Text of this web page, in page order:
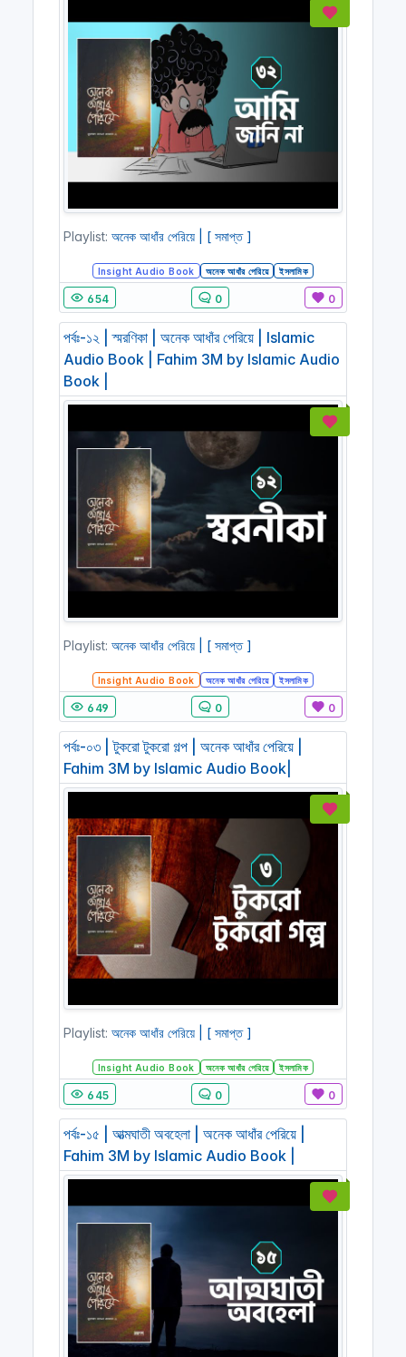
Playlist: অনেক আধাঁর পেরিয়ে | [ সমাপ্ত ]
Insight Audio Book অনেক আধাঁর পেরিয়ে ইসলামিক
654 0 0
পর্বঃ-১২ | স্মরণিকা | অনেক আধাঁর পেরিয়ে | Islamic
Audio Book | Fahim 3M by Islamic Audio
Book |
Playlist: অনেক আধাঁর পেরিয়ে | [ সমাপ্ত ]
Insight Audio Book অনেক আধাঁর পেরিয়ে ইসলামিক
649 0 0
পর্বঃ-০৩ | টুকরো টুকরো গল্প | অনেক আধাঁর পেরিয়ে |
Fahim 3M by Islamic Audio Book|
Playlist: অনেক আধাঁর পেরিয়ে | [ সমাপ্ত ]
Insight Audio Book অনেক আধাঁর পেরিয়ে ইসলামিক
645 0 0
পর্বঃ-১৫ | আত্মঘাতী অবহেলা | অনেক আধাঁর পেরিয়ে |
Fahim 3M by Islamic Audio Book |